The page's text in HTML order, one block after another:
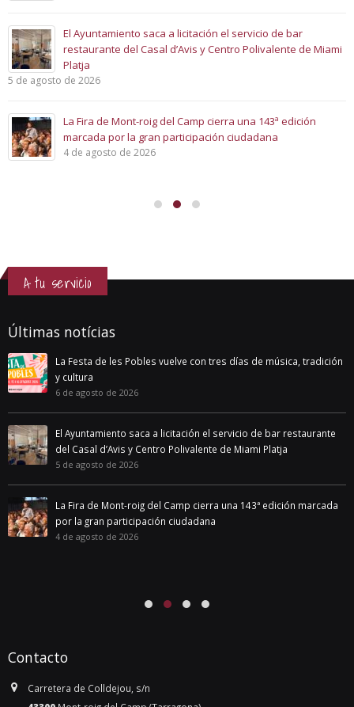
El Ayuntamiento saca a licitación el servicio de bar
restaurante del Casal d’Avis y Centro Polivalente de Miami
Platja
5 de agosto de 2026
La Fira de Mont-roig del Camp cierra una 143ª edición
marcada por la gran participación ciudadana
4 de agosto de 2026
A tu servicio
Últimas notícias
La Festa de les Pobles vuelve con tres días de música, tradición
y cultura
6 de agosto de 2026
El Ayuntamiento saca a licitación el servicio de bar restaurante
del Casal d’Avis y Centro Polivalente de Miami Platja
5 de agosto de 2026
La Fira de Mont-roig del Camp cierra una 143ª edición marcada
por la gran participación ciudadana
4 de agosto de 2026
Contacto
Carretera de Colldejou, s/n